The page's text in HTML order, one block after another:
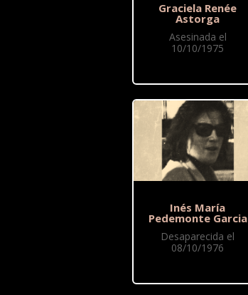
Graciela Renée
Astorga
Asesinada el
10/10/1975
Inés María
Pedemonte Garcia
Desaparecida el
08/10/1976